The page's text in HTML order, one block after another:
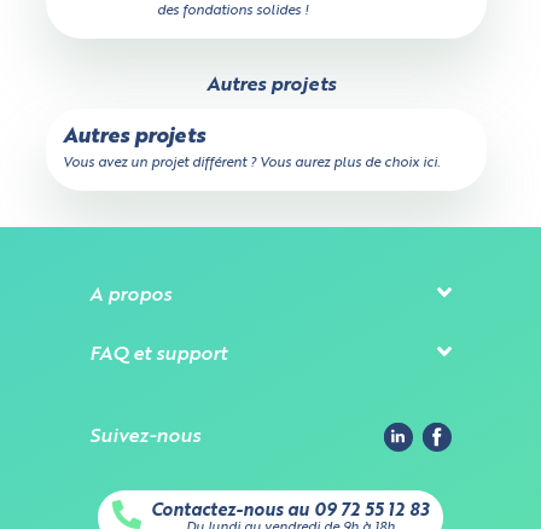
des fondations solides !
Autres projets
Autres projets
Vous avez un projet différent ? Vous aurez plus de choix ici.
A propos
FAQ et support
Suivez-nous
Contactez-nous au 09 72 55 12 83